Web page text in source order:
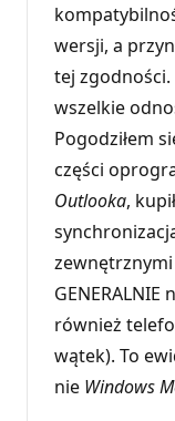
wersji, a
tej zgodności.
wszelkie
Pogodziłem
części
Outlooka,
GENERALNIE
również
wątek). To
nie Windows